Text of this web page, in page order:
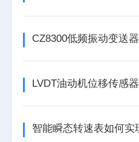
CZ8300低频振动变送器